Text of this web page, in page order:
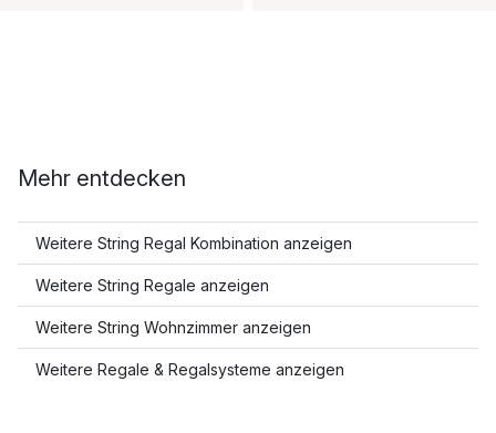
Mehr entdecken
Weitere String Regal Kombination anzeigen
Weitere String Regale anzeigen
Weitere String Wohnzimmer anzeigen
Weitere Regale & Regalsysteme anzeigen